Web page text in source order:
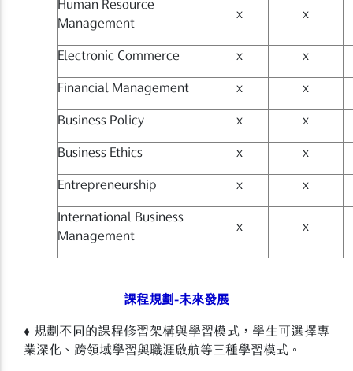
Human Resource
Management
x x
Electronic Commerce x x
Financial Management x x
Business Policy x x
Business Ethics x x
Entrepreneurship x x
International Business
Management
x x
課程規劃-未來發展
♦ 規劃不同的課程修習架構與學習模式，學生可選擇專
業深化、跨領域學習與職涯啟航等三種學習模式。